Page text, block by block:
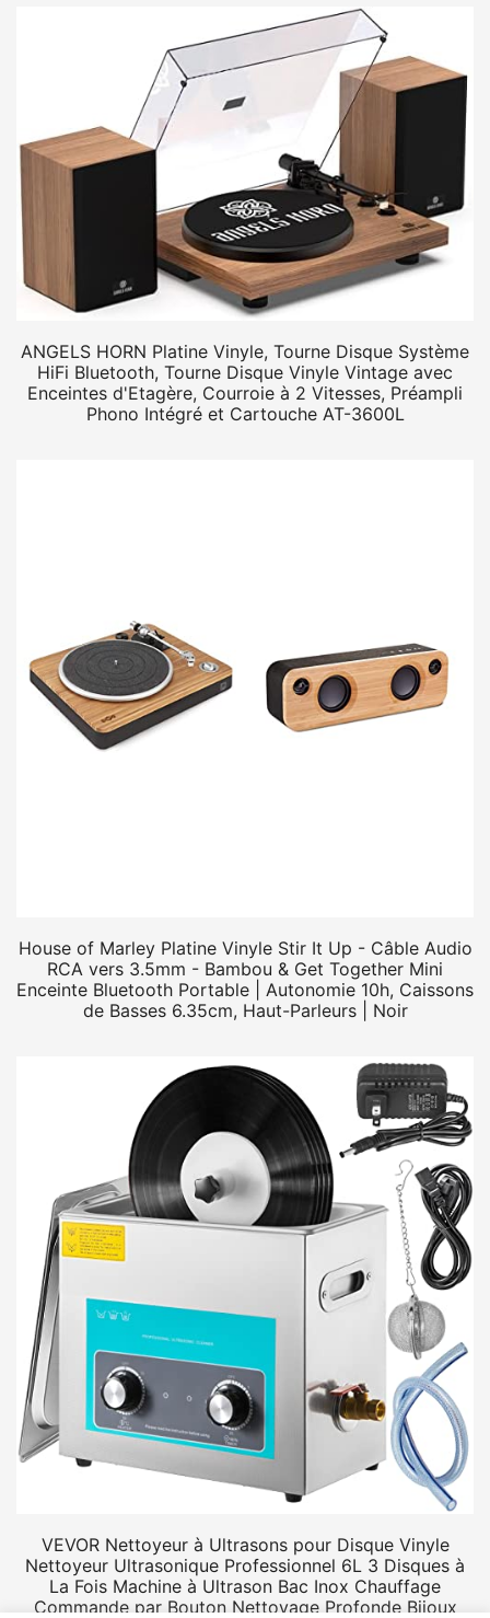
ANGELS HORN Platine Vinyle, Tourne Disque Système
HiFi Bluetooth, Tourne Disque Vinyle Vintage avec
Enceintes d'Etagère, Courroie à 2 Vitesses, Préampli
Phono Intégré et Cartouche AT-3600L
House of Marley Platine Vinyle Stir It Up - Câble Audio
RCA vers 3.5mm - Bambou & Get Together Mini
Enceinte Bluetooth Portable | Autonomie 10h, Caissons
de Basses 6.35cm, Haut-Parleurs | Noir
VEVOR Nettoyeur à Ultrasons pour Disque Vinyle
Nettoyeur Ultrasonique Professionnel 6L 3 Disques à
La Fois Machine à Ultrason Bac Inox Chauffage
Commande par Bouton Nettoyage Profonde Bijoux